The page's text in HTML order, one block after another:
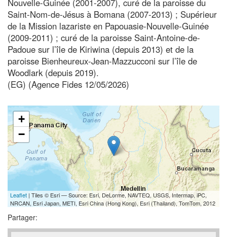
Saint-Nom-de-Jésus à Bomana (2007-2013) ; Supérieur
de la Mission lazariste en Papouasie-Nouvelle-Guinée
(2009-2011) ; curé de la paroisse Saint-Antoine-de-
Padoue sur l’île de Kiriwina (depuis 2013) et de la
paroisse Bienheureux-Jean-Mazzucconi sur l’île de
Woodlark (depuis 2019).
(EG) (Agence Fides 12/05/2026)
+
−
Leaflet | Tiles © Esri — Source: Esri, DeLorme, NAVTEQ, USGS, Intermap, iPC,
NRCAN, Esri Japan, METI, Esri China (Hong Kong), Esri (Thailand), TomTom, 2012
Partager: